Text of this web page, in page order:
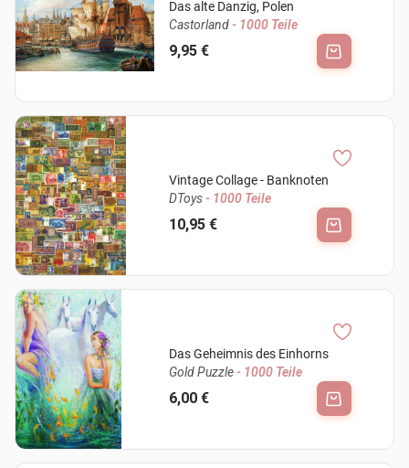
Das alte Danzig, Polen
Castorland- 1000 Teile
9,95 €
Vintage Collage - Banknoten
DToys- 1000 Teile
10,95 €
Das Geheimnis des Einhorns
Gold Puzzle- 1000 Teile
6,00 €